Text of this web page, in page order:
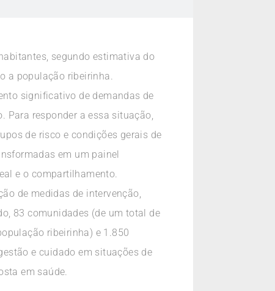
segundo estimativa do
a população ribeirinha.
significativo de demandas de
Para responder a essa situação,
de risco e condições gerais de
em um painel
e o compartilhamento.
de medidas de intervenção,
83 comunidades (de um total de
ribeirinha) e 1.850
e cuidado em situações de
em saúde.